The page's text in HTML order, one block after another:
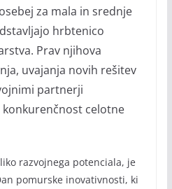
za mala in srednje
hrbtenico
Prav njihova
uvajanja novih rešitev
partnerji
celotne
razvojnega potenciala, je
pomurske inovativnosti, ki